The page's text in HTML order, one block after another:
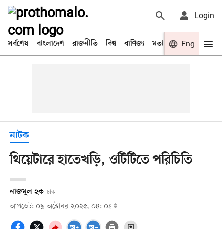
Login
সর্বশেষ বাংলাদেশ রাজনীতি বিশ্ব বাণিজ্য মতামত খেলা
Eng
নাটক
থিয়েটারে হাতেখড়ি, ওটিটিতে পরিচিতি
নাজমুল হক ঢাকা
আপডেট: ০৯ অক্টোবর ২০২৫, ০৪: ০৪